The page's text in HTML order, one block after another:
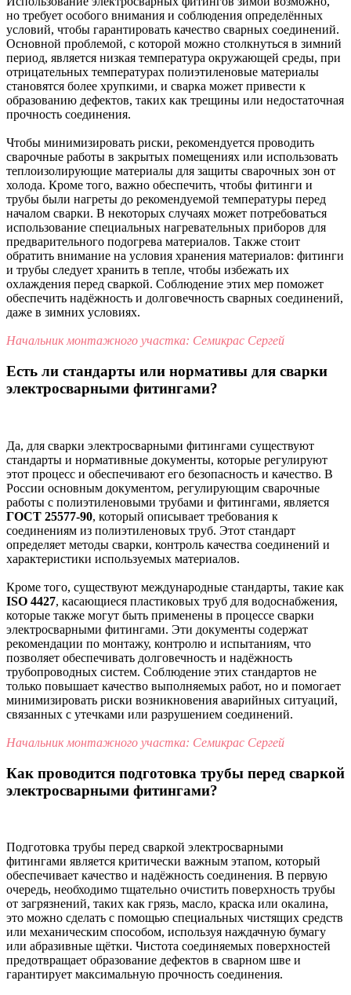
но требует особого внимания и соблюдения определённых
условий, чтобы гарантировать качество сварных соединений.
Основной проблемой, с которой можно столкнуться в зимний
период, является низкая температура окружающей среды, при
отрицательных температурах полиэтиленовые материалы
становятся более хрупкими, и сварка может привести к
образованию дефектов, таких как трещины или недостаточная
прочность соединения.
Чтобы минимизировать риски, рекомендуется проводить
сварочные работы в закрытых помещениях или использовать
теплоизолирующие материалы для защиты сварочных зон от
холода. Кроме того, важно обеспечить, чтобы фитинги и
трубы были нагреты до рекомендуемой температуры перед
началом сварки. В некоторых случаях может потребоваться
использование специальных нагревательных приборов для
предварительного подогрева материалов. Также стоит
обратить внимание на условия хранения материалов: фитинги
и трубы следует хранить в тепле, чтобы избежать их
охлаждения перед сваркой. Соблюдение этих мер поможет
обеспечить надёжность и долговечность сварных соединений,
даже в зимних условиях.
Начальник монтажного участка: Семикрас Сергей
Есть ли стандарты или нормативы для сварки
электросварными фитингами?
Да, для сварки электросварными фитингами существуют
стандарты и нормативные документы, которые регулируют
этот процесс и обеспечивают его безопасность и качество. В
России основным документом, регулирующим сварочные
работы с полиэтиленовыми трубами и фитингами, является
ГОСТ 25577-90, который описывает требования к
соединениям из полиэтиленовых труб. Этот стандарт
определяет методы сварки, контроль качества соединений и
характеристики используемых материалов.
Кроме того, существуют международные стандарты, такие как
ISO 4427, касающиеся пластиковых труб для водоснабжения,
которые также могут быть применены в процессе сварки
электросварными фитингами. Эти документы содержат
рекомендации по монтажу, контролю и испытаниям, что
позволяет обеспечивать долговечность и надёжность
трубопроводных систем. Соблюдение этих стандартов не
только повышает качество выполняемых работ, но и помогает
минимизировать риски возникновения аварийных ситуаций,
связанных с утечками или разрушением соединений.
Начальник монтажного участка: Семикрас Сергей
Как проводится подготовка трубы перед сваркой
электросварными фитингами?
Подготовка трубы перед сваркой электросварными
фитингами является критически важным этапом, который
обеспечивает качество и надёжность соединения. В первую
очередь, необходимо тщательно очистить поверхность трубы
от загрязнений, таких как грязь, масло, краска или окалина,
это можно сделать с помощью специальных чистящих средств
или механическим способом, используя наждачную бумагу
или абразивные щётки. Чистота соединяемых поверхностей
предотвращает образование дефектов в сварном шве и
гарантирует максимальную прочность соединения.